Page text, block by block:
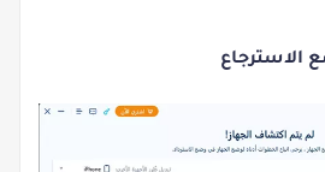
الاسترجاع